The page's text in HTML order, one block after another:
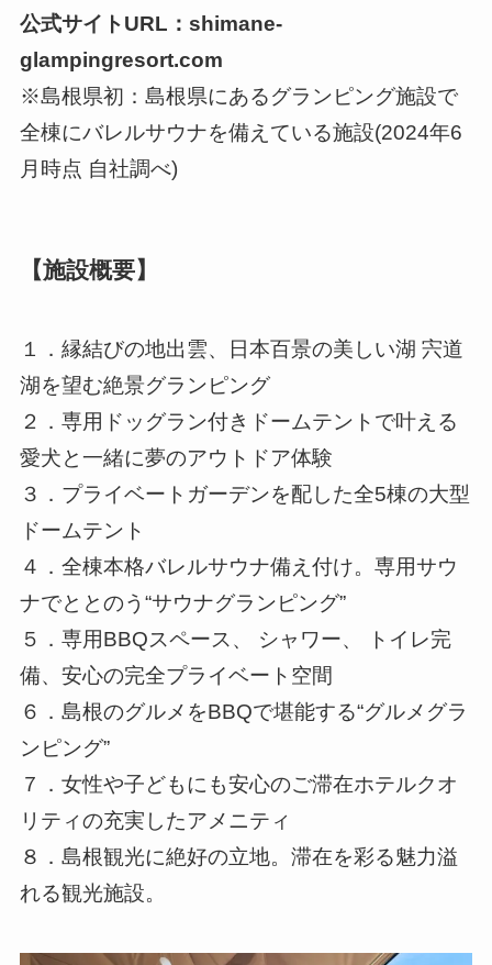
公式サイトURL：shimane-
glampingresort.com
※島根県初：島根県にあるグランピング施設で
全棟にバレルサウナを備えている施設(2024年6
月時点 自社調べ)
【施設概要】
１．縁結びの地出雲、日本百景の美しい湖 宍道
湖を望む絶景グランピング
２．専用ドッグラン付きドームテントで叶える
愛犬と一緒に夢のアウトドア体験
３．プライベートガーデンを配した全5棟の大型
ドームテント
４．全棟本格バレルサウナ備え付け。専用サウ
ナでととのう“サウナグランピング”
５．専用BBQスペース、 シャワー、 トイレ完
備、安心の完全プライベート空間
６．島根のグルメをBBQで堪能する“グルメグラ
ンピング”
７．女性や子どもにも安心のご滞在ホテルクオ
リティの充実したアメニティ
８．島根観光に絶好の立地。滞在を彩る魅力溢
れる観光施設。